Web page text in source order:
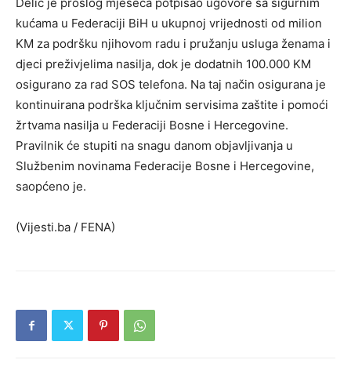
kućama u Federaciji BiH u ukupnoj vrijednosti od milion
KM za podršku njihovom radu i pružanju usluga ženama i
djeci preživjelima nasilja, dok je dodatnih 100.000 KM
osigurano za rad SOS telefona. Na taj način osigurana je
kontinuirana podrška ključnim servisima zaštite i pomoći
žrtvama nasilja u Federaciji Bosne i Hercegovine.
Pravilnik će stupiti na snagu danom objavljivanja u
Službenim novinama Federacije Bosne i Hercegovine,
saopćeno je.
(Vijesti.ba / FENA)